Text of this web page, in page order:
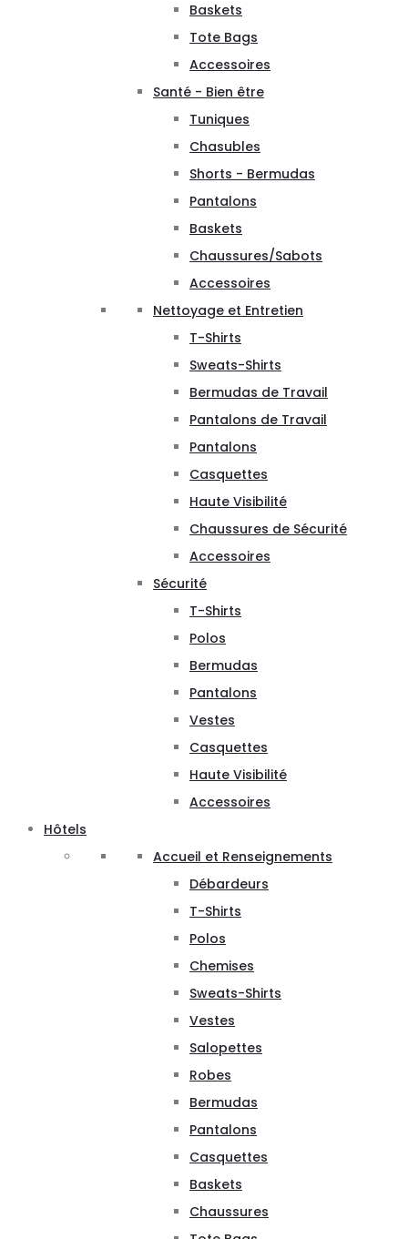
Baskets
Tote Bags
Accessoires
Santé - Bien être
Tuniques
Chasubles
Shorts - Bermudas
Pantalons
Baskets
Chaussures/Sabots
Accessoires
Nettoyage et Entretien
T-Shirts
Sweats-Shirts
Bermudas de Travail
Pantalons de Travail
Pantalons
Casquettes
Haute Visibilité
Chaussures de Sécurité
Accessoires
Sécurité
T-Shirts
Polos
Bermudas
Pantalons
Vestes
Casquettes
Haute Visibilité
Accessoires
Hôtels
Accueil et Renseignements
Débardeurs
T-Shirts
Polos
Chemises
Sweats-Shirts
Vestes
Salopettes
Robes
Bermudas
Pantalons
Casquettes
Baskets
Chaussures